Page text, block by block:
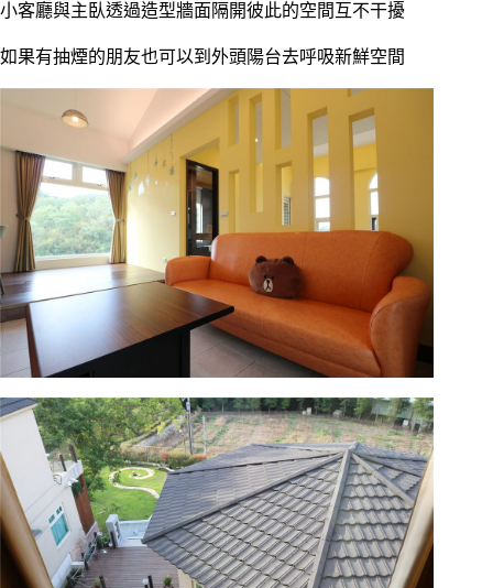
小客廳與主臥透過造型牆面隔開彼此的空間互不干擾
如果有抽煙的朋友也可以到外頭陽台去呼吸新鮮空間